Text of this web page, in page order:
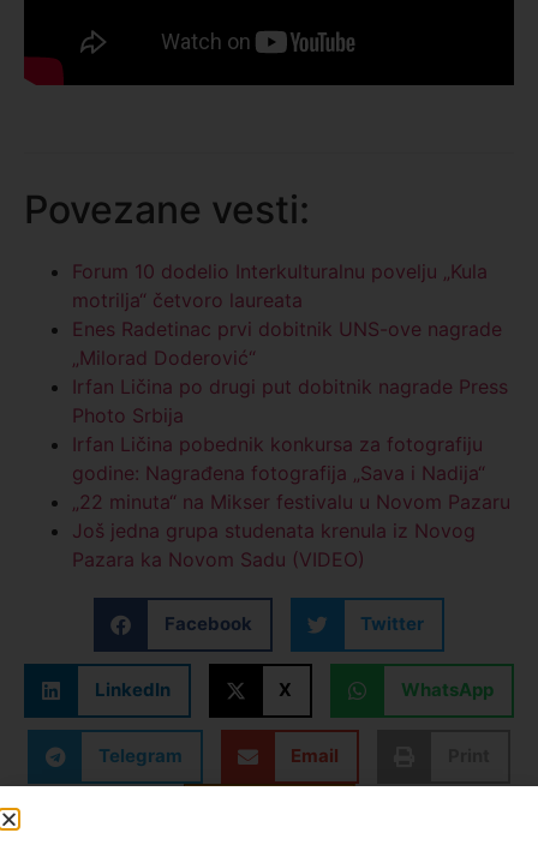
Povezane vesti:
Forum 10 dodelio Interkulturalnu povelju „Kula
motrilja“ četvoro laureata
Enes Radetinac prvi dobitnik UNS-ove nagrade
„Milorad Doderović“
Irfan Ličina po drugi put dobitnik nagrade Press
Photo Srbija
Irfan Ličina pobednik konkursa za fotografiju
godine: Nagrađena fotografija „Sava i Nadija“
„22 minuta“ na Mikser festivalu u Novom Pazaru
Još jedna grupa studenata krenula iz Novog
Pazara ka Novom Sadu (VIDEO)
Facebook Twitter
LinkedIn X WhatsApp
Telegram Email